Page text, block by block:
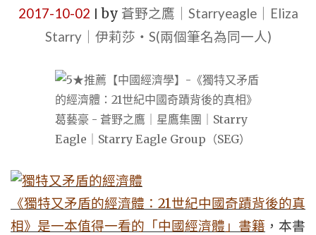
2017-10-02 by 蒼野之鷹｜Starryeagle｜Eliza
Starry｜伊莉莎・S(兩個筆名為同一人)
《獨特又矛盾的經濟體： 21世紀中國奇蹟背後的真
相》是一本值得一看的「中國經濟體」書籍 ，本書